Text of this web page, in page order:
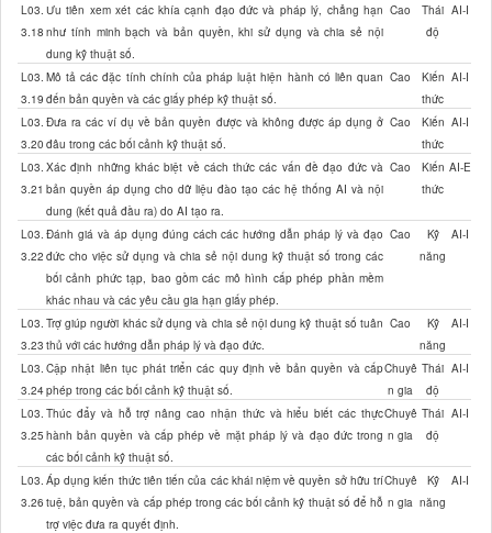
L03.
3.18
Ưu tiên xem xét các khía cạnh đạo đức và pháp lý, chẳng hạn
như tính minh bạch và bản quyền, khi sử dụng và chia sẻ nội
dung kỹ thuật số.
Cao
Thái
độ
AI-I
L03.
3.19
Mô tả các đặc tính chính của pháp luật hiện hành có liên quan
đến bản quyền và các giấy phép kỹ thuật số.
Cao
Kiến
thức
AI-I
L03.
3.20
Đưa ra các ví dụ về bản quyền được và không được áp dụng ở
đâu trong các bối cảnh kỹ thuật số.
Cao
Kiến
thức
AI-I
L03.
3.21
Xác định những khác biệt về cách thức các vấn đề đạo đức và
bản quyền áp dụng cho dữ liệu đào tạo các hệ thống AI và nội
dung (kết quả đầu ra) do AI tạo ra.
Cao
Kiến
thức
AI-E
L03.
3.22
Đánh giá và áp dụng đúng cách các hướng dẫn pháp lý và đạo
đức cho việc sử dụng và chia sẻ nội dung kỹ thuật số trong các
bối cảnh phức tạp, bao gồm các mô hình cấp phép phần mềm
khác nhau và các yêu cầu gia hạn giấy phép.
Cao
Kỹ
năng
AI-I
L03.
3.23
Trợ giúp người khác sử dụng và chia sẻ nội dung kỹ thuật số tuân
thủ với các hướng dẫn pháp lý và đạo đức.
Cao
Kỹ
năng
AI-I
L03.
3.24
Cập nhật liên tục phát triển các quy định về bản quyền và cấp
phép trong các bối cảnh kỹ thuật số.
Chuyê
n gia
Thái
độ
AI-I
L03.
3.25
Thúc đẩy và hỗ trợ nâng cao nhận thức và hiểu biết các thực
hành bản quyền và cấp phép về mặt pháp lý và đạo đức trong
các bối cảnh kỹ thuật số.
Chuyê
n gia
Thái
độ
AI-I
L03.
3.26
Áp dụng kiến thức tiên tiến của các khái niệm về quyền sở hữu trí
tuệ, bản quyền và cấp phép trong các bối cảnh kỹ thuật số để hỗ
trợ việc đưa ra quyết định.
Chuyê
n gia
Kỹ
năng
AI-I